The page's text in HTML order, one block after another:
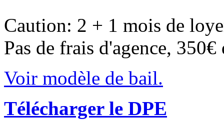
Caution: 2 + 1 mois de
Pas de frais d'agence,
Voir modèle de bail.
Télécharger le DPE